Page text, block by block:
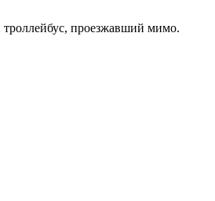
троллейбус, проезжавший мимо.